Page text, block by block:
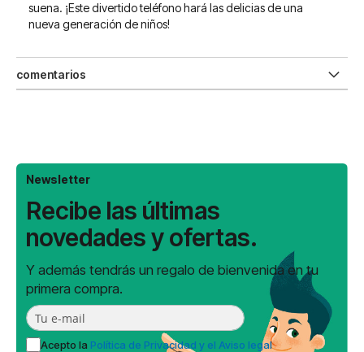
suena. ¡Este divertido teléfono hará las delicias de una
nueva generación de niños!
comentarios
Newsletter
Recibe las últimas
novedades y ofertas.
Y además tendrás un regalo de bienvenida en tu
primera compra.
Acepto la Política de Privacidad y el Aviso legal